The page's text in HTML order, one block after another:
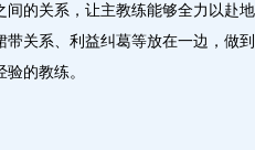
间的关系，让主教练能够全力以赴
带关系、利益纠葛等放在一边，做
的教练。